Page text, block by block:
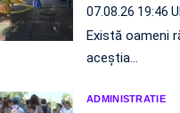
07.08.26 19:46
Există oameni
aceștia…
ADMINISTRATIE